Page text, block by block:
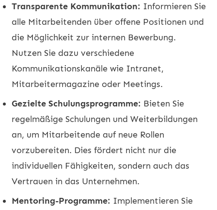
Transparente Kommunikation: Informieren Sie
alle Mitarbeitenden über offene Positionen und
die Möglichkeit zur internen Bewerbung.
Nutzen Sie dazu verschiedene
Kommunikationskanäle wie Intranet,
Mitarbeitermagazine oder Meetings.
Gezielte Schulungsprogramme: Bieten Sie
regelmäßige Schulungen und Weiterbildungen
an, um Mitarbeitende auf neue Rollen
vorzubereiten. Dies fördert nicht nur die
individuellen Fähigkeiten, sondern auch das
Vertrauen in das Unternehmen.
Mentoring-Programme: Implementieren Sie